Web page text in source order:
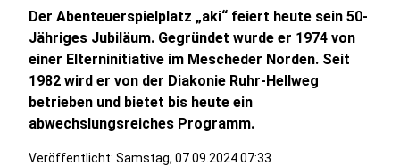
Der Abenteuerspielplatz „aki“ feiert heute sein 50-
Jähriges Jubiläum. Gegründet wurde er 1974 von
einer Elterninitiative im Mescheder Norden. Seit
1982 wird er von der Diakonie Ruhr-Hellweg
betrieben und bietet bis heute ein
abwechslungsreiches Programm.
Veröffentlicht: Samstag, 07.09.2024 07:33